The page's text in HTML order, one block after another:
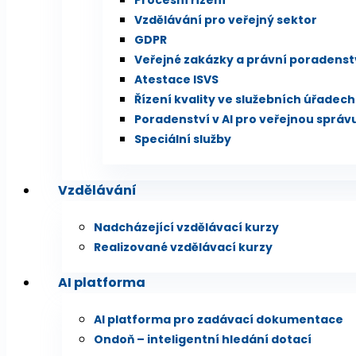
Vzdělávání pro veřejný sektor
GDPR
Veřejné zakázky a právní
Atestace ISVS
Řízení kvality ve služebních úřadech
Poradenství v AI pro veřejnou
Speciální služby
Vzdělávání
Nadcházející vzdělávací kurzy
Realizované vzdělávací kurzy
AI platforma
AI platforma pro zadávací dokumentace
Ondoň – inteligentní hledání dotací